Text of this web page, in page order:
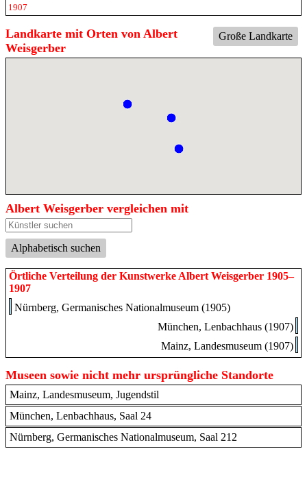
1907
Große Landkarte
Landkarte mit Orten von Albert
Weisgerber
Albert Weisgerber vergleichen mit
Alphabetisch suchen
Örtliche Verteilung der Kunstwerke Albert Weisgerber 1905–
1907
Nürnberg, Germanisches Nationalmuseum (1905)
München, Lenbachhaus (1907)
Mainz, Landesmuseum (1907)
Museen sowie nicht mehr ursprüngliche Standorte
Mainz, Landesmuseum, Jugendstil
München, Lenbachhaus, Saal 24
Nürnberg, Germanisches Nationalmuseum, Saal 212